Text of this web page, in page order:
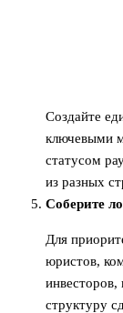
Создайте
ключевыми
статусом
из разных
Соберите
Для
юристов,
структуру